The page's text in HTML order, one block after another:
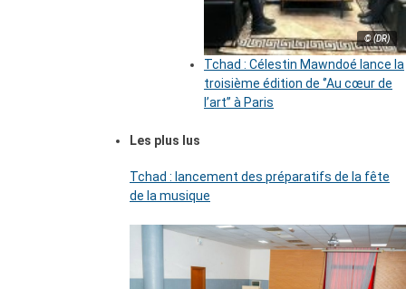
© (DR)
Tchad : Célestin Mawndoé lance la
troisième édition de ‘’Au cœur de
l’art’’ à Paris
Les plus lus
Tchad : lancement des préparatifs de la fête
de la musique